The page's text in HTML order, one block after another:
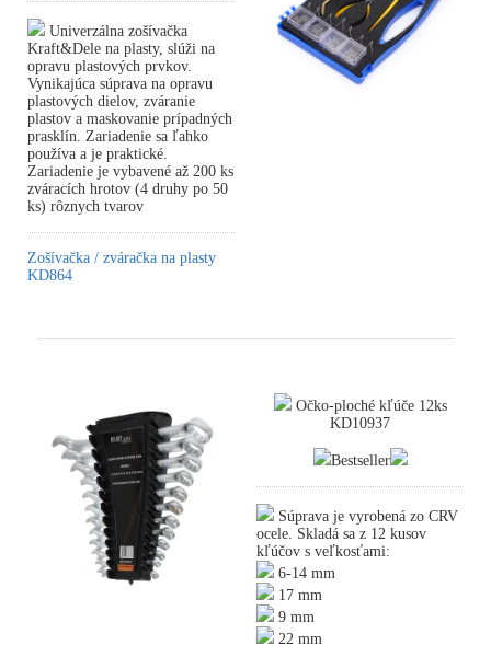
Univerzálna zošívačka
Kraft&Dele na plasty, slúži na
opravu plastových prvkov.
Vynikajúca súprava na opravu
plastových dielov, zváranie
plastov a maskovanie prípadných
prasklín. Zariadenie sa ľahko
používa a je praktické.
Zariadenie je vybavené až 200 ks
zváracích hrotov (4 druhy po 50
ks) rôznych tvarov
Zošívačka / zváračka na plasty
KD864
Očko-ploché kľúče 12ks
KD10937
Bestseller
Súprava je vyrobená zo CRV
ocele. Skladá sa z 12 kusov
kľúčov s veľkosťami:
6-14 mm
17 mm
9 mm
22 mm